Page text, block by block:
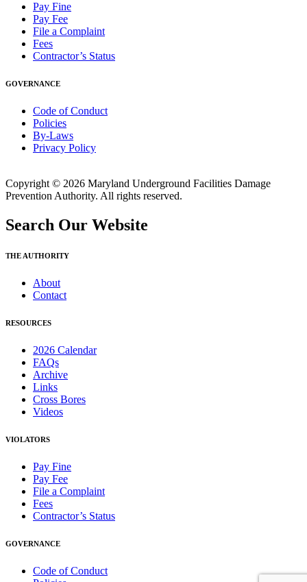
Pay Fine
Pay Fee
File a Complaint
Fees
Contractor’s Status
GOVERNANCE
Code of Conduct
Policies
By-Laws
Privacy Policy
Copyright © 2026 Maryland Underground Facilities Damage
Prevention Authority. All rights reserved.
Search Our Website
THE AUTHORITY
About
Contact
RESOURCES
2026 Calendar
FAQs
Archive
Links
Cross Bores
Videos
VIOLATORS
Pay Fine
Pay Fee
File a Complaint
Fees
Contractor’s Status
GOVERNANCE
Code of Conduct